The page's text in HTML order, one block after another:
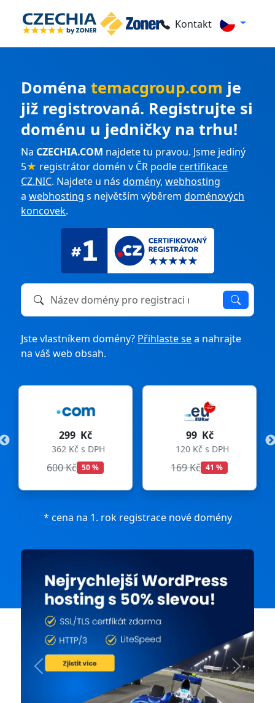
Kontakt
Doménatemacgroup.com je
již registrovaná. Registrujte si
doménu u jedničky na trhu!
Na CZECHIA.COM najdete tu pravou. Jsme jediný
5★ registrátor domén v ČR podlecertifikace
CZ.NIC. Najdete u násdomény,webhosting
awebhosting s největším výběremdoménových
koncovek.
Název domény k registraci nebo převodu
Jste vlastníkem domény? Přihlaste sea nahrajte
na váš web obsah.
299 Kč
362 Kč s DPH
600 Kč 50 %
99 Kč
120 Kč s DPH
169 Kč 41 %
* cena na 1. rok registrace nové domény
Previous Next